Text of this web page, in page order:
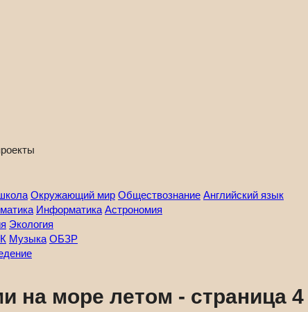
Окружающий мир Обществознание Английский язык
Информатика Астрономия
Экология
Музыка ОБЗР
на море летом - страница 4